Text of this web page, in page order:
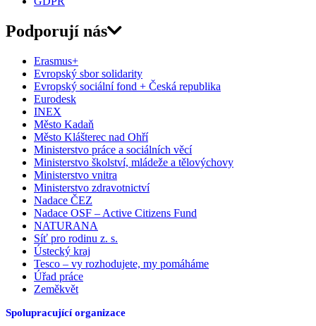
Podporují nás
Erasmus+
Evropský sbor solidarity
Evropský sociální fond + Česká republika
Eurodesk
INEX
Město Kadaň
Město Klášterec nad Ohří
Ministerstvo práce a sociálních věcí
Ministerstvo školství, mládeže a tělovýchovy
Ministerstvo vnitra
Ministerstvo zdravotnictví
Nadace ČEZ
Nadace OSF – Active Citizens Fund
NATURANA
Síť pro rodinu z. s.
Ústecký kraj
Tesco – vy rozhodujete, my pomáháme
Úřad práce
Zeměkvět
Spolupracující organizace